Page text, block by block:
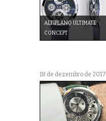
ALTIPLANO ULTIMATE
CONCEPT
18 de dezembro de 2017